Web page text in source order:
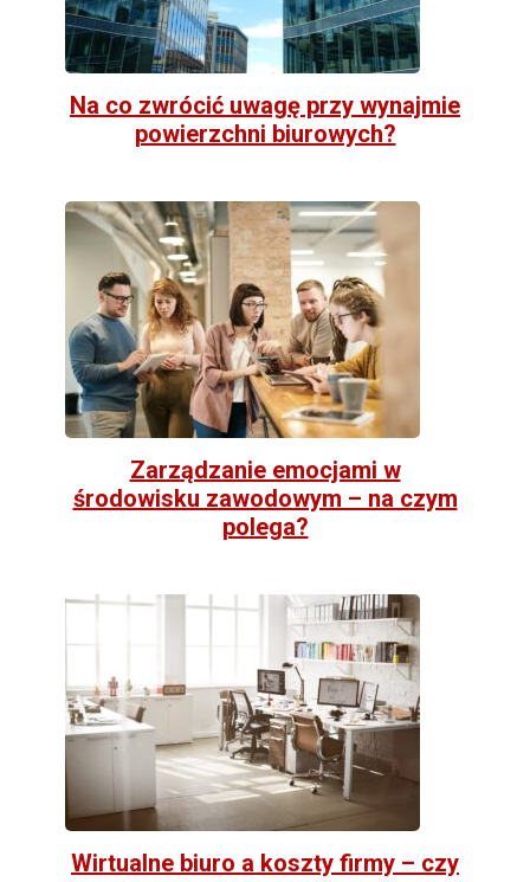
Na co zwrócić uwagę przy wynajmie
powierzchni biurowych?
Zarządzanie emocjami w
środowisku zawodowym – na czym
polega?
Wirtualne biuro a koszty firmy – czy